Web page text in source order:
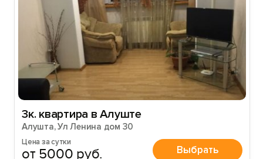
3к. квартира в Алуште
Алушта, Ул Ленина дом 30
Цена за сутки
от 5000 руб. Выбрать